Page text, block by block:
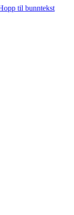
til bunntekst